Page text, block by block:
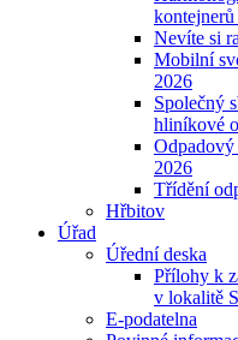
Nevíte si
Mobilní
2026
Společný
hliníkové
2026
Třídění
Hřbitov
Úřad
Úřední deska
Přílohy k
v lokalitě
E-podatelna